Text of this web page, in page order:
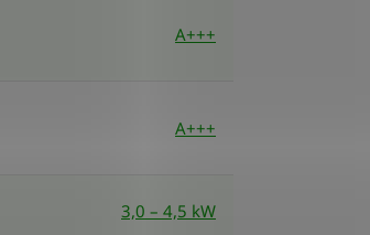
A+++
A+++
3,0 – 4,5 kW